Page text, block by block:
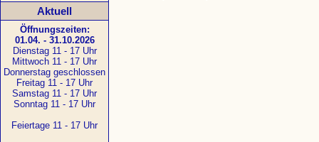
Aktuell
Öffnungszeiten:
01.04. - 31.10.2026
Dienstag 11 - 17 Uhr
Mittwoch 11 - 17 Uhr
Donnerstag geschlossen
Freitag 11 - 17 Uhr
Samstag 11 - 17 Uhr
Sonntag 11 - 17 Uhr
Feiertage 11 - 17 Uhr